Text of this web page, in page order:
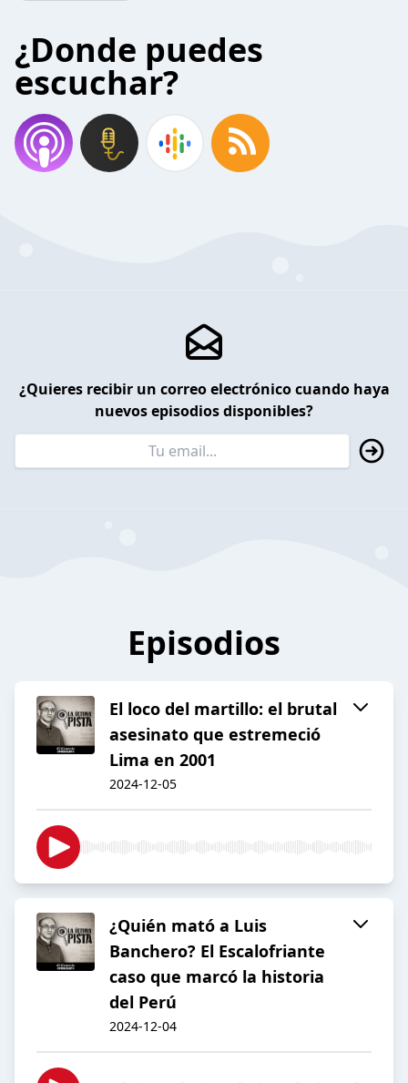
¿Donde puedes
escuchar?
¿Quieres recibir un correo electrónico cuando haya
nuevos episodios disponibles?
Episodios
El loco del martillo: el brutal
asesinato que estremeció
Lima en 2001
2024-12-05
¿Quién mató a Luis
Banchero? El Escalofriante
caso que marcó la historia
del Perú
2024-12-04